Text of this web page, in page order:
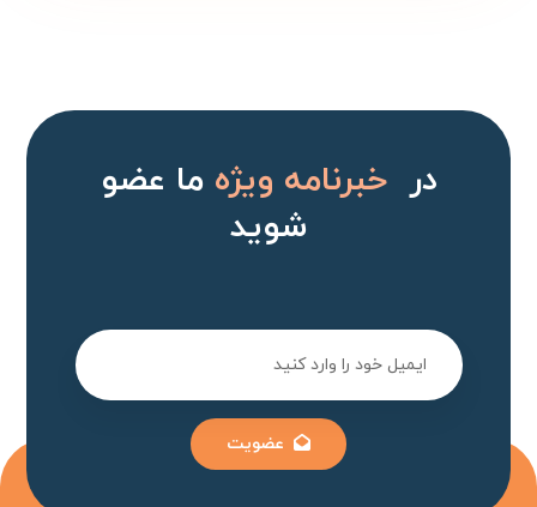
درخبرنامه ویژهما عضو
شوید
عضویت